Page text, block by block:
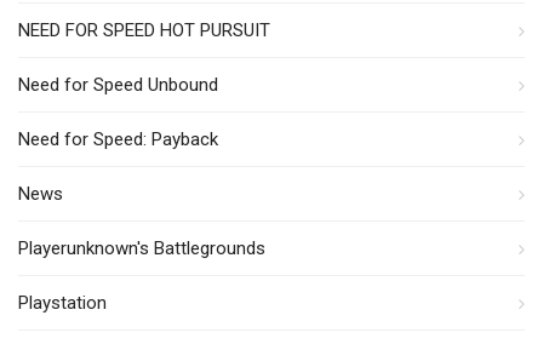
NEED FOR SPEED HOT PURSUIT
Need for Speed Unbound
Need for Speed: Payback
News
Playerunknown's Battlegrounds
Playstation